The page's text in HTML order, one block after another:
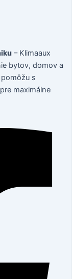
– Klimaaux
bytov, domov a
s
maximálne